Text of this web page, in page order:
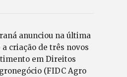
anunciou na última
criação de três novos
em Direitos
(FIDC Agro